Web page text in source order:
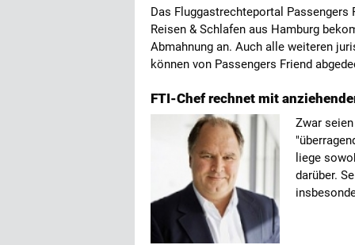
Das Fluggastrechteportal
Reisen & Schlafen aus Hamburg
Abmahnung an. Auch alle weiteren
können von Passengers Friend
FTI-Chef rechnet mit
Zwar
liege
darüber.